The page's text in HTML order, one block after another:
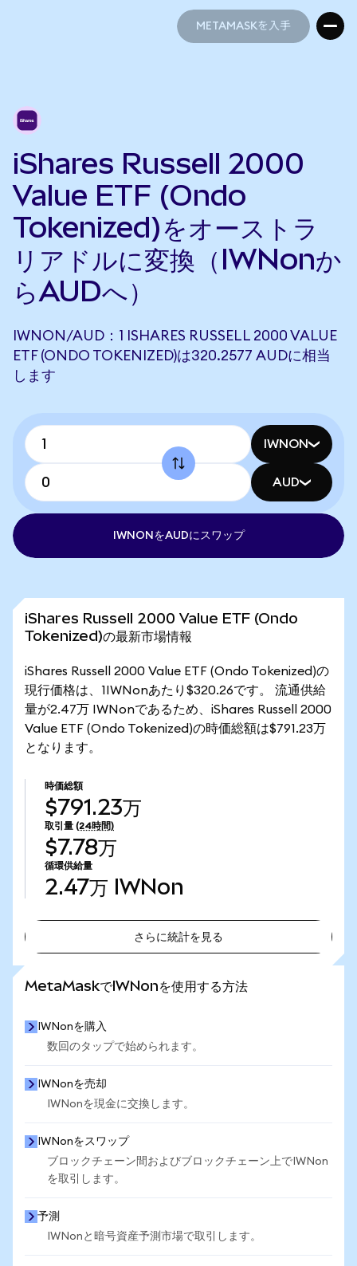
METAMASKを入手
iShares Russell 2000
Value ETF (Ondo
Tokenized)をオーストラ
リアドルに変換（IWNonか
らAUDへ）
IWNON/AUD：1 ISHARES RUSSELL 2000 VALUE
ETF (ONDO TOKENIZED)は320.2577 AUDに相当
します
IWNON
AUD
IWNONをAUDにスワップ
iShares Russell 2000 Value ETF (Ondo
Tokenized)の最新市場情報
iShares Russell 2000 Value ETF (Ondo Tokenized)の
現行価格は、1IWNonあたり$320.26です。 流通供給
量が2.47万 IWNonであるため、iShares Russell 2000
Value ETF (Ondo Tokenized)の時価総額は$791.23万
となります。
時価総額
$791.23万
取引量 (24時間)
$7.78万
循環供給量
2.47万 IWNon
さらに統計を見る
MetaMaskでIWNonを使用する方法
IWNonを購入
数回のタップで始められます。
IWNonを売却
IWNonを現金に交換します。
IWNonをスワップ
ブロックチェーン間およびブロックチェーン上でIWNon
を取引します。
予測
IWNonと暗号資産予測市場で取引します。